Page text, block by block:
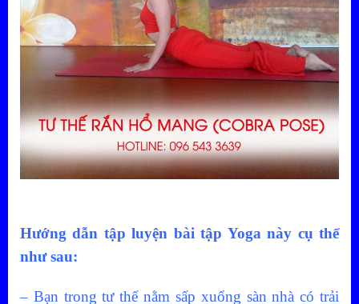
Hướng dẫn tập luyện bài tập Yoga này cụ thể
như sau:
– Bạn trong tư thế nằm sấp xuống sàn nhà có trải